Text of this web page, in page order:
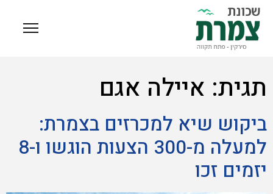
תגית: איילה אגם
ביקוש שיא למכרזים בצמרת:
למעלה מ-300 הצעות הוגשו ו-8
יזמים זכו